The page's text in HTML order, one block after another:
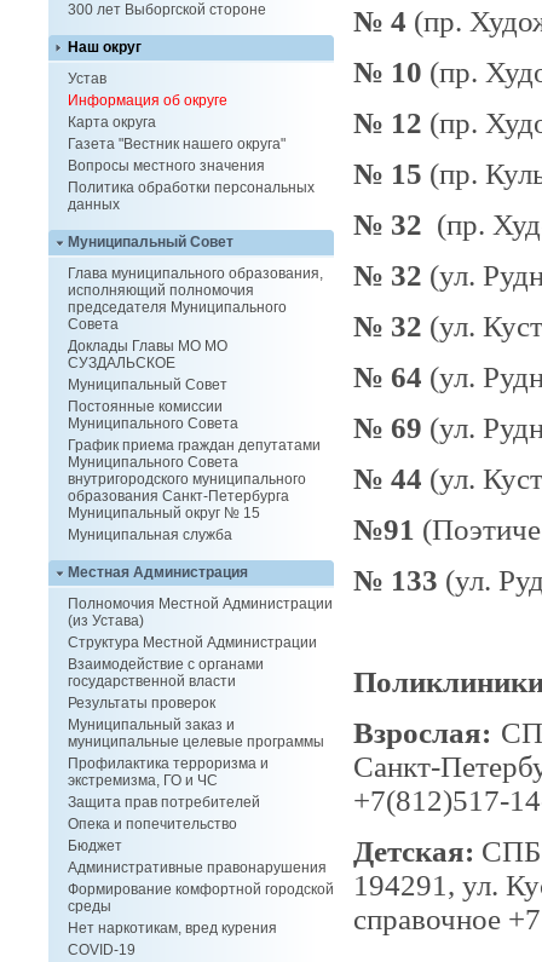
300 лет Выборгской стороне
Наш округ
Устав
Информация об округе
Карта округа
Газета "Вестник нашего округа"
Вопросы местного значения
Политика обработки персональных
данных
Муниципальный Совет
Глава муниципального образования,
исполняющий полномочия
председателя Муниципального
Совета
Доклады Главы МО МО
СУЗДАЛЬСКОЕ
Муниципальный Совет
Постоянные комиссии
Муниципального Совета
График приема граждан депутатами
Муниципального Совета
внутригородского муниципального
образования Санкт-Петербурга
Муниципальный округ № 15
Муниципальная служба
Местная Администрация
Полномочия Местной Администрации
(из Устава)
Структура Местной Администрации
Взаимодействие с органами
государственной власти
Результаты проверок
Муниципальный заказ и
муниципальные целевые программы
Профилактика терроризма и
экстремизма, ГО и ЧС
Защита прав потребителей
Опека и попечительство
Бюджет
Административные правонарушения
Формирование комфортной городской
среды
Нет наркотикам, вред курения
COVID-19
№ 4 (пр.
№ 10 (пр.
№ 12 (пр.
№ 15 (пр.
№ 32 (пр.
№ 32 (ул.
№ 32 (ул.
№ 64 (ул.
№ 69 (ул.
№ 44 (ул.
№91
№ 133 (ул.
Взрослая:
Санкт-
+7(812)517-
Детская: СПБ
194291, ул.
справочное